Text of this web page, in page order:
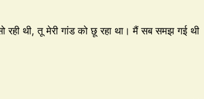
थी, तू मेरी गांड को छू रहा था। मैं सब समझ गई थी